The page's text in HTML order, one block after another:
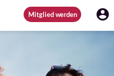
Mitglied werden